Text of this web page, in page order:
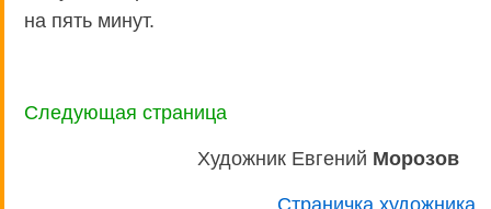
на пять минут.
Следующая страница
Художник Евгений Морозов
Страничка художника